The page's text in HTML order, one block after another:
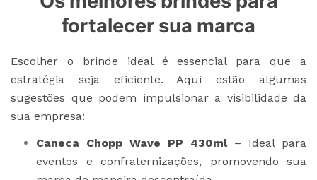
fortalecer sua marca
Escolher o brinde ideal é essencial para que a
estratégia seja eficiente. Aqui estão algumas
sugestões que podem impulsionar a visibilidade da
sua empresa:
Caneca Chopp Wave PP 430ml– Ideal para
eventos e confraternizações, promovendo sua